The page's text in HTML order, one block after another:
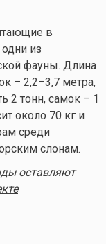
в
из
фауны. Длина
– 2,2–3,7 метра,
2 тонн, самок – 1
около 70 кг и
среди
слонам.
оставляют